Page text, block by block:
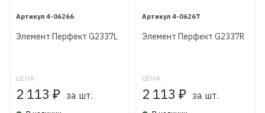
4-06266
Элемент Перфект G2337L
ЦЕНА:
2 113 ₽ за шт.
4-06267
Элемент Перфект G2337R
ЦЕНА:
2 113 ₽ за шт.